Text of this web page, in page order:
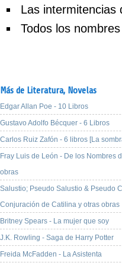
Las intermitencias
Todos los nombres
Más de Literatura, Novelas
Edgar Allan Poe - 10 Libros
Gustavo Adolfo Bécquer - 6 Libros
Carlos Ruiz Zafón - 6 libros [La
Fray Luis de León - De los Nombres
obras
Salustio; Pseudo Salustio & Pseudo
Conjuración de Catilina y otras obras
Britney Spears - La mujer que soy
J.K. Rowling - Saga de Harry Potter
Freida McFadden - La Asistenta